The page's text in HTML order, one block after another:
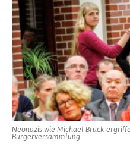
Neonazis wie Michael Brück
Bürgerversammlung.